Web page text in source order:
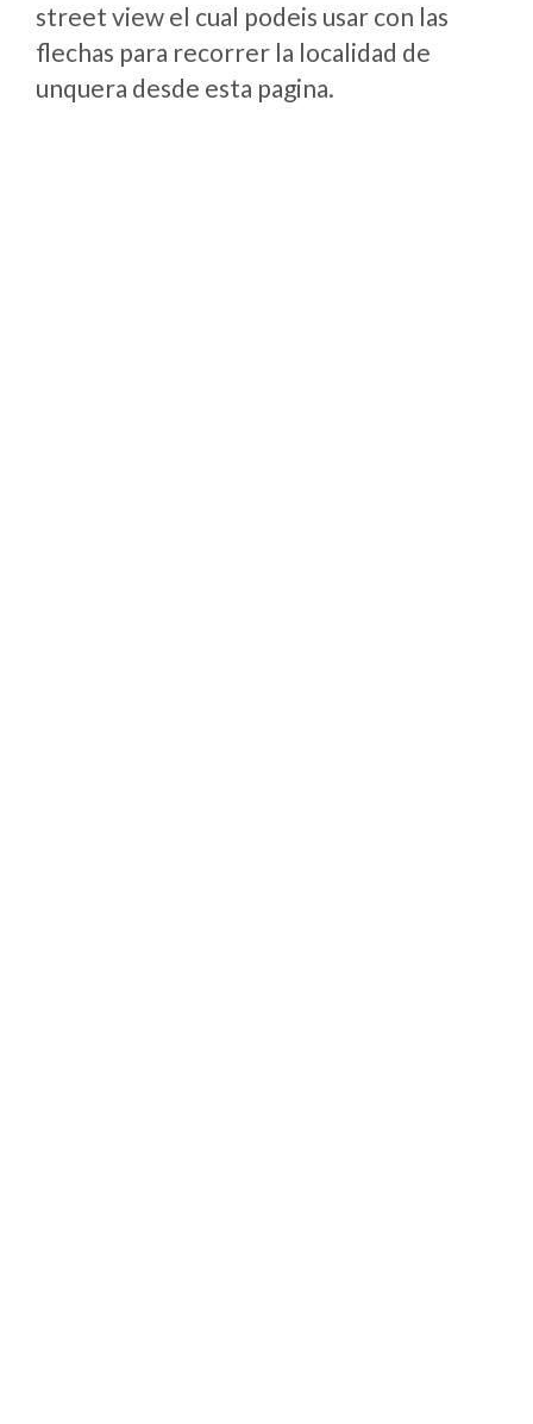
street view el cual podeis usar con las
flechas para recorrer la localidad de
unquera desde esta pagina.